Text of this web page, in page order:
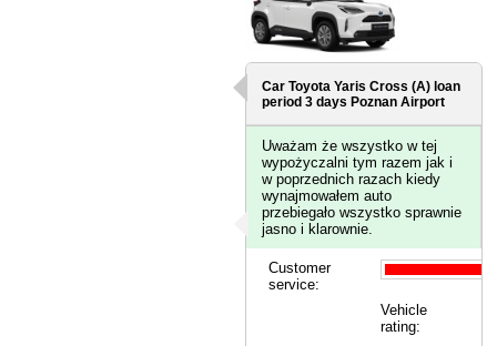
Car Toyota Yaris Cross (A) loan
period 3 daysPoznan Airport
Uważam że wszystko w tej
wypożyczalni tym razem jak i
w poprzednich razach kiedy
wynajmowałem auto
przebiegało wszystko sprawnie
jasno i klarownie.
Customer
service:
Vehicle
rating: